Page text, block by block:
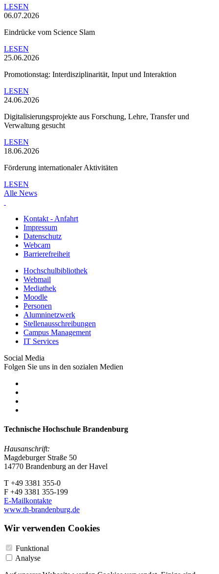
LESEN
06.07.2026
Eindrücke vom Science Slam
LESEN
25.06.2026
Promotionstag: Interdisziplinarität, Input und Interaktion
LESEN
24.06.2026
Digitalisierungsprojekte aus Forschung, Lehre, Transfer und
Verwaltung gesucht
LESEN
18.06.2026
Förderung internationaler Aktivitäten
LESEN
Alle News
Kontakt - Anfahrt
Impressum
Datenschutz
Webcam
Barrierefreiheit
Hochschulbibliothek
Webmail
Mediathek
Moodle
Personen
Alumninetzwerk
Stellenausschreibungen
Campus Management
IT Services
Social Media
Folgen Sie uns in den sozialen Medien
Technische Hochschule Brandenburg
Hausanschrift:
Magdeburger Straße 50
14770 Brandenburg an der Havel
T +49 3381 355-0
F +49 3381 355-199
E-Mailkontakte
www.th-brandenburg.de
Wir verwenden Cookies
Funktional
Analyse